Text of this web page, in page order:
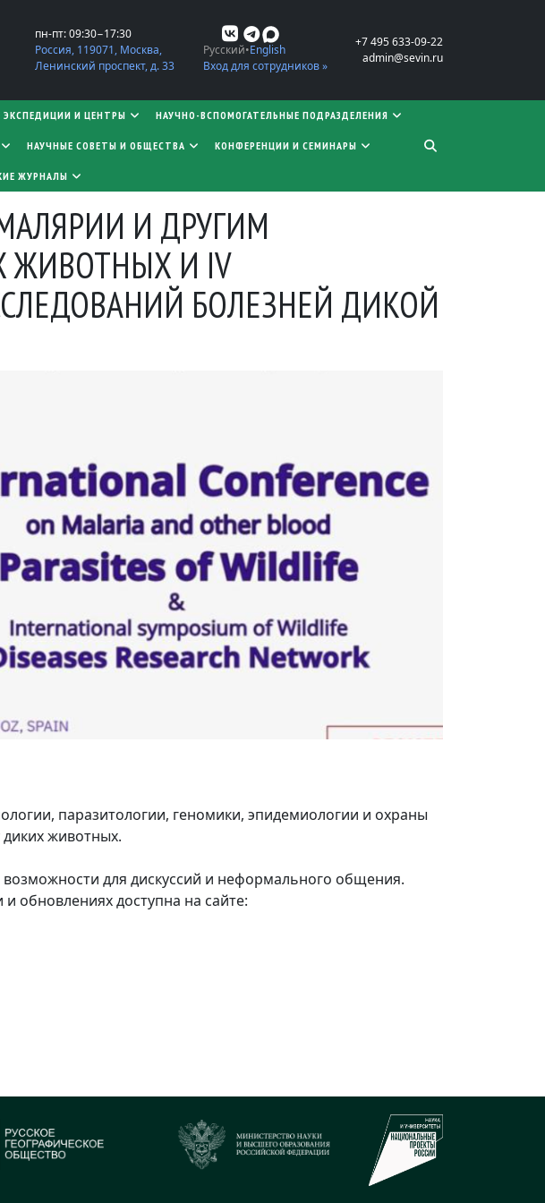
пн-пт: 09:30−17:30
Россия, 119071, Москва,
Ленинский проспект, д. 33
Русский English
Вход для сотрудников »
+7 495 633-09-22
admin@sevin.ru
И ЦЕНТРЫ НАУЧНО-ВСПОМОГАТЕЛЬНЫЕ ПОДРАЗДЕЛЕНИЯ
НАУЧНЫЕ СОВЕТЫ И ОБЩЕСТВА КОНФЕРЕНЦИИ И СЕМИНАРЫ
ЖУРНАЛЫ
И ДРУГИМ
ЖИВОТНЫХ И IV
БОЛЕЗНЕЙ ДИКОЙ
паразитологии, геномики, эпидемиологии и охраны
животных.
для дискуссий и неформального общения.
обновлениях доступна на сайте: